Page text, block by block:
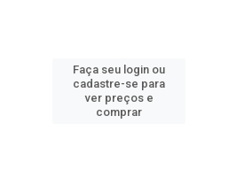
Faça seu login ou
cadastre-se para
ver preços e
comprar